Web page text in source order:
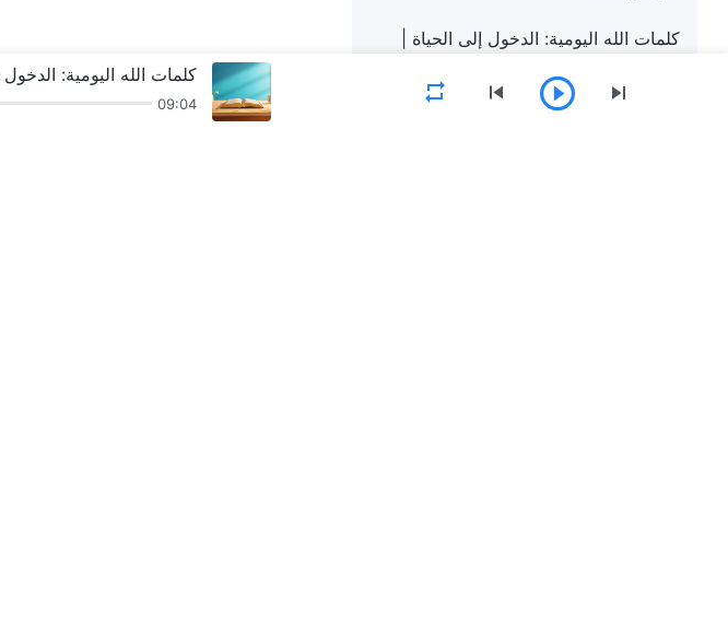
كلمات الله اليومية: الدخول إلى الحياة |
كلمات الله اليومية: الدخول إلى الحياة |
كلمات الله اليومية: الدخول
09:04